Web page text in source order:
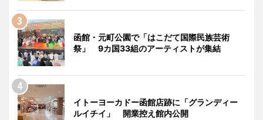
函館・元町公園で「はこだて国際民族芸術
祭」 9カ国33組のアーティストが集結
イトーヨーカドー函館店跡に「グランディー
ルイチイ」 開業控え館内公開